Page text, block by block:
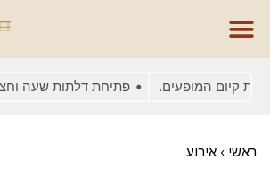
קיום המופעים. פתיחת דלתות שעה וחצי
ראשי › אירוע